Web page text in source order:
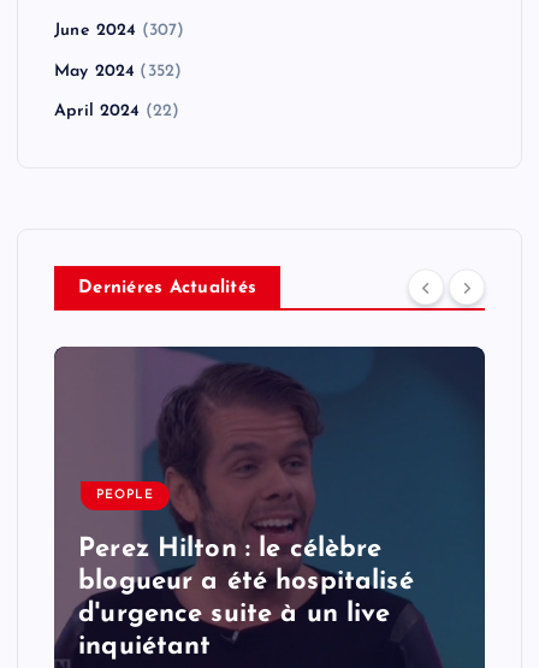
June 2024 (307)
May 2024 (352)
April 2024 (22)
Derniéres Actualités
PEOPLE
Perez Hilton : le célèbre
blogueur a été hospitalisé
d'urgence suite à un live
inquiétant